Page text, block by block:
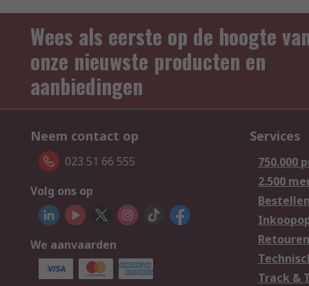
Wees als eerste op de hoogte
onze nieuwste producten en
aanbiedingen
Neem contact op
023 51 66 555
Volg ons op
We aanvaarden
Services
750.000
2.500
Bestellen
Retouren
Track &